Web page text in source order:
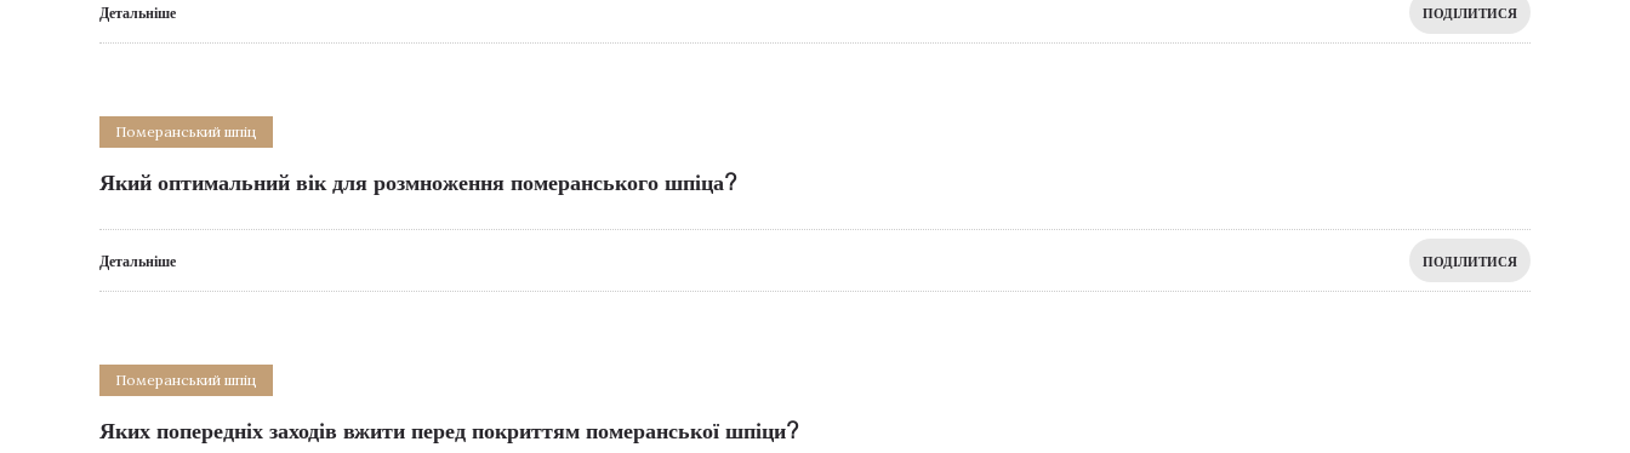
Детальніше ПОДІЛИТИСЯ
Померанський шпіц
Який оптимальний вік для розмноження померанського шпіца?
Детальніше ПОДІЛИТИСЯ
Померанський шпіц
Яких попередніх заходів вжити перед покриттям померанської шпіци?